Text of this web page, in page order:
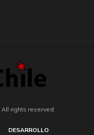
rights reserved.
DESARROLLO